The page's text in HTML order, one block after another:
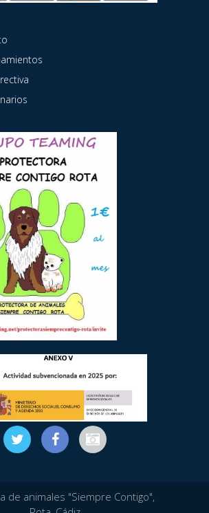
de animales "Siempre Contigo",